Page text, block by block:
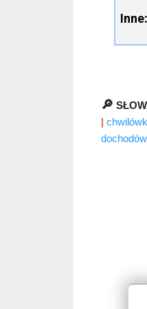
Inne:
🔎
|
dochodów